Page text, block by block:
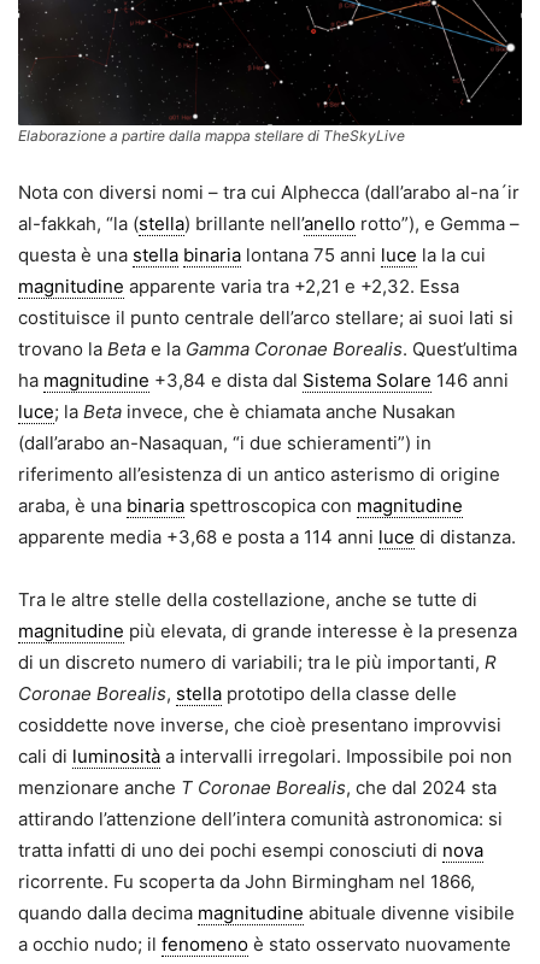
Elaborazione a partire dalla mappa stellare di TheSkyLive
Nota con diversi nomi – tra cui Alphecca (dall’arabo al-na´ir
al-fakkah, “la (stella) brillante nell’anello rotto”), e Gemma –
questa è una stella binaria lontana 75 anni luce la la cui
magnitudine apparente varia tra +2,21 e +2,32. Essa
costituisce il punto centrale dell’arco stellare; ai suoi lati si
trovano la Beta e la Gamma Coronae Borealis. Quest’ultima
ha magnitudine +3,84 e dista dal Sistema Solare 146 anni
luce; la Beta invece, che è chiamata anche Nusakan
(dall’arabo an-Nasaquan, “i due schieramenti”) in
riferimento all’esistenza di un antico asterismo di origine
araba, è una binaria spettroscopica con magnitudine
apparente media +3,68 e posta a 114 anni luce di distanza.
Tra le altre stelle della costellazione, anche se tutte di
magnitudine più elevata, di grande interesse è la presenza
di un discreto numero di variabili; tra le più importanti, R
Coronae Borealis, stella prototipo della classe delle
cosiddette nove inverse, che cioè presentano improvvisi
cali di luminosità a intervalli irregolari. Impossibile poi non
menzionare anche T Coronae Borealis, che dal 2024 sta
attirando l’attenzione dell’intera comunità astronomica: si
tratta infatti di uno dei pochi esempi conosciuti di nova
ricorrente. Fu scoperta da John Birmingham nel 1866,
quando dalla decima magnitudine abituale divenne visibile
a occhio nudo; il fenomeno è stato osservato nuovamente